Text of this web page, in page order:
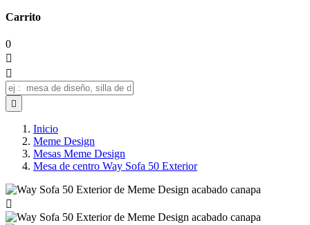
Carrito
0



Inicio
Meme Design
Mesas Meme Design
Mesa de centro Way Sofa 50 Exterior
